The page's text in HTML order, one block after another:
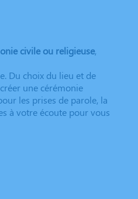
civile ou religieuse,
Du choix du lieu et de
une cérémonie
les prises de parole, la
à votre écoute pour vous